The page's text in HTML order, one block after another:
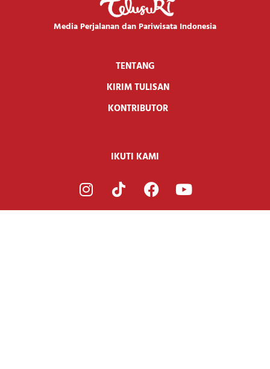
Media Perjalanan dan Pariwisata Indonesia
TENTANG
KIRIM TULISAN
KONTRIBUTOR
IKUTI KAMI